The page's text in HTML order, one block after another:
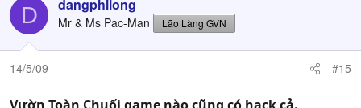
D dangphilong
Mr & Ms Pac-Man Lão Làng GVN
14/5/09 #15